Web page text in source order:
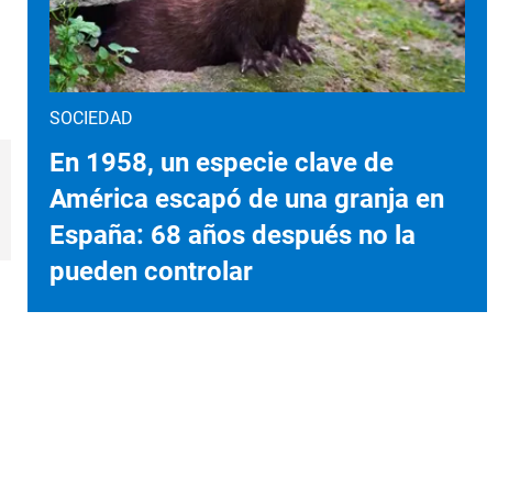
SOCIEDAD
En 1958, un especie clave de
América escapó de una granja en
España: 68 años después no la
pueden controlar